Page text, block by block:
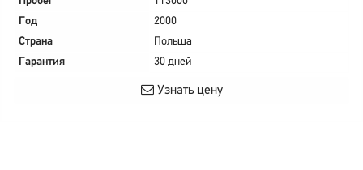
Год
2000
Страна
Польша
Гарантия
30 дней
Узнать цену